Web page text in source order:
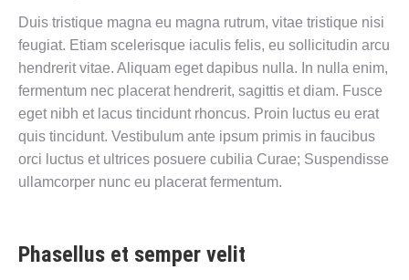
Duis tristique magna eu magna rutrum, vitae tristique nisi
feugiat. Etiam scelerisque iaculis felis, eu sollicitudin arcu
hendrerit vitae. Aliquam eget dapibus nulla. In nulla enim,
fermentum nec placerat hendrerit, sagittis et diam. Fusce
eget nibh et lacus tincidunt rhoncus. Proin luctus eu erat
quis tincidunt. Vestibulum ante ipsum primis in faucibus
orci luctus et ultrices posuere cubilia Curae; Suspendisse
ullamcorper nunc eu placerat fermentum.
Phasellus et semper velit